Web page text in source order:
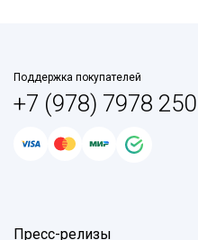
Поддержка покупателей
+7 (978) 7978 250
Пресс-релизы